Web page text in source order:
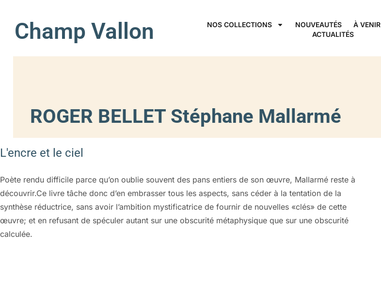
Champ Vallon NOS COLLECTIONS NOUVEAUTÉS À VENIR
ACTUALITÉS
ROGER BELLET Stéphane Mallarmé
L'encre et le ciel
Poète rendu difficile parce qu’on oublie souvent des pans entiers de son œuvre, Mallarmé reste à
découvrir.Ce livre tâche donc d’en embrasser tous les aspects, sans céder à la tentation de la
synthèse réductrice, sans avoir l’ambition mystificatrice de fournir de nouvelles «clés» de cette
œuvre; et en refusant de spéculer autant sur une obscurité métaphysique que sur une obscurité
calculée.